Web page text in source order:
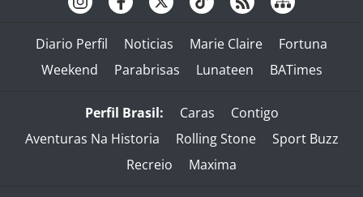
Diario Perfil Noticias Marie Claire
Fortuna
Weekend
Parabrisas Lunateen BATimes
Perfil Brasil: Caras
Contigo
Aventuras Na Historia
Rolling Stone
Sport Buzz
Recreio
Maxima